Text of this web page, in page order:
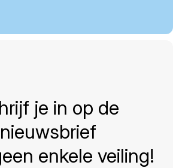
je in op de
nieuwsbrief
enkele veiling!